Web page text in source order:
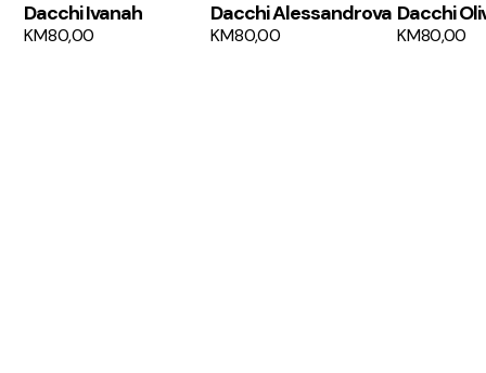
Dacchi Ivanah
KM80,00
Dacchi Alessandrova
KM80,00
Dacchi
KM80,00